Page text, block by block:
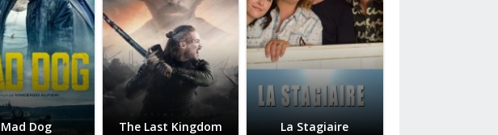
Mad Dog The Last Kingdom La Stagiaire